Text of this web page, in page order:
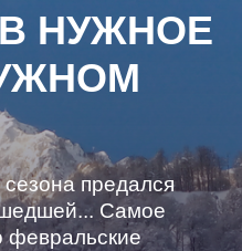
НУЖНОЕ
предался
Самое
февральские